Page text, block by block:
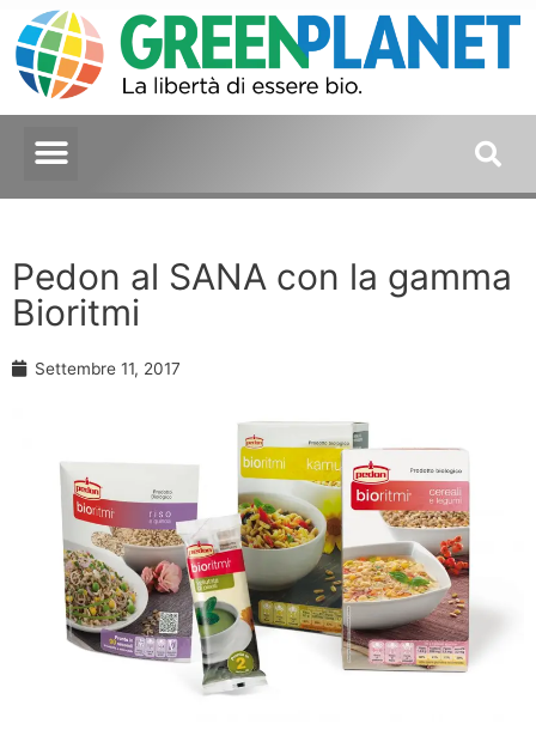
Pedon al SANA con la gamma
Bioritmi
Settembre 11, 2017